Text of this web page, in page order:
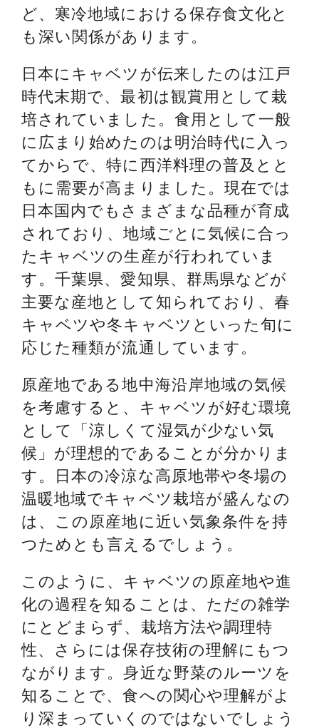
ど、寒冷地域における保存食文化と
も深い関係があります。
日本にキャベツが伝来したのは江戸
時代末期で、最初は観賞用として栽
培されていました。食用として一般
に広まり始めたのは明治時代に入っ
てからで、特に西洋料理の普及とと
もに需要が高まりました。現在では
日本国内でもさまざまな品種が育成
されており、地域ごとに気候に合っ
たキャベツの生産が行われていま
す。千葉県、愛知県、群馬県などが
主要な産地として知られており、春
キャベツや冬キャベツといった旬に
応じた種類が流通しています。
原産地である地中海沿岸地域の気候
を考慮すると、キャベツが好む環境
として「涼しくて湿気が少ない気
候」が理想的であることが分かりま
す。日本の冷涼な高原地帯や冬場の
温暖地域でキャベツ栽培が盛んなの
は、この原産地に近い気象条件を持
つためとも言えるでしょう。
このように、キャベツの原産地や進
化の過程を知ることは、ただの雑学
にとどまらず、栽培方法や調理特
性、さらには保存技術の理解にもつ
ながります。身近な野菜のルーツを
知ることで、食への関心や理解がよ
り深まっていくのではないでしょう